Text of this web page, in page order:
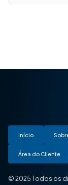
Início
Área do Cliente
© 2025 Todos os